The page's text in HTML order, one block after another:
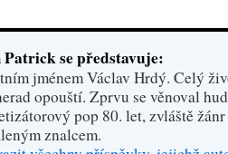
Patrick se představuje:
jménem Václav Hrdý. Celý
opouští. Zprvu se věnoval
pop 80. let, zvláště
znalcem.